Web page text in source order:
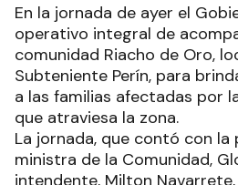
En la jornada de ayer el
operativo integral de
comunidad Riacho de Oro,
Subteniente Perín, para
a las familias afectadas por
que atraviesa la zona.
La jornada, que contó con la
ministra de la Comunidad,
intendente, Milton